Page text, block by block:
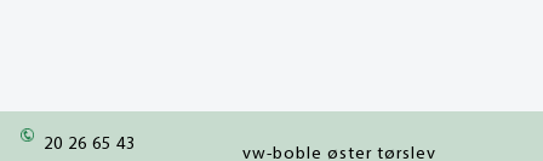
20 26 65 43
vw-boble øster tørslev